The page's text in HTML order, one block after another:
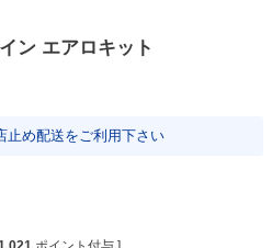
ン エアロキット
止め配送をご利用下さい